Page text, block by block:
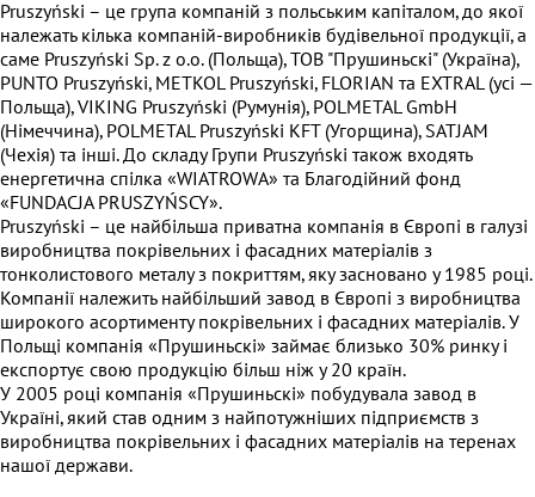
Pruszyński – це група компаній з польським капіталом, до якої
належать кілька компаній-виробників будівельної продукції, а
саме Pruszyński Sp. z o.o. (Польща), ТОВ "Прушиньскі" (Україна),
PUNTO Pruszyński, METKOL Pruszyński, FLORIAN та EXTRAL (усі —
Польща), VIKING Pruszyński (Румунія), POLMETAL GmbH
(Німеччина), POLMETAL Pruszyński KFT (Угорщина), SATJAM
(Чехія) та інші. До складу Групи Pruszyński також входять
енергетична спілка «WIATROWA» та Благодійний фонд
«FUNDACJA PRUSZYŃSCY».
Pruszyński – це найбільша приватна компанія в Європі в галузі
виробництва покрівельних і фасадних матеріалів з
тонколистового металу з покриттям, яку засновано у 1985 році.
Компанії належить найбільший завод в Європі з виробництва
широкого асортименту покрівельних і фасадних матеріалів. У
Польщі компанія «Прушиньскі» займає близько 30% ринку і
експортує свою продукцію більш ніж у 20 країн.
У 2005 році компанія «Прушиньскі» побудувала завод в
Україні, який став одним з найпотужніших підприємств з
виробництва покрівельних і фасадних матеріалів на теренах
нашої держави.